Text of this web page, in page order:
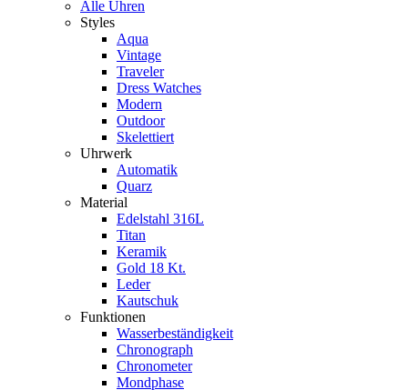
Alle Uhren
Styles
Aqua
Vintage
Traveler
Dress Watches
Modern
Outdoor
Skelettiert
Uhrwerk
Automatik
Quarz
Material
Edelstahl 316L
Titan
Keramik
Gold 18 Kt.
Leder
Kautschuk
Funktionen
Wasserbeständigkeit
Chronograph
Chronometer
Mondphase